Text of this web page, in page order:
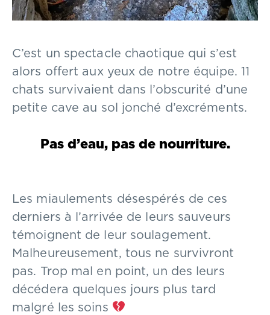
C’est un spectacle chaotique qui s’est
alors offert aux yeux de notre équipe. 11
chats survivaient dans l’obscurité d’une
petite cave au sol jonché d’excréments.
Pas d’eau, pas de nourriture.
Les miaulements désespérés de ces
derniers à l’arrivée de leurs sauveurs
témoignent de leur soulagement.
Malheureusement, tous ne survivront
pas. Trop mal en point, un des leurs
décédera quelques jours plus tard
malgré les soins